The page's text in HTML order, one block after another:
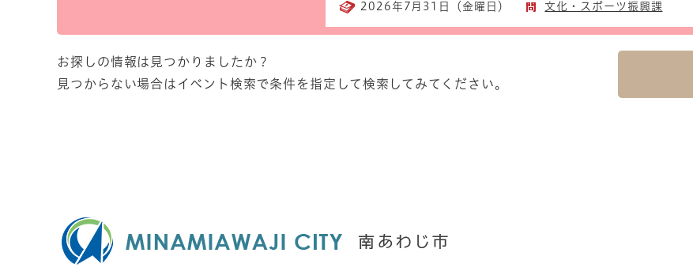
2026年7月31日（金曜日） 文化・スポーツ振興課
お探しの情報は見つかりましたか？
見つからない場合はイベント検索で条件を指定して検索してみてください。